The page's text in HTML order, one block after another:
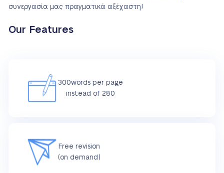
συνεργασία μας πραγματικά αξέχαστη!
Our Features
300words per page
instead of 280
Free revision
(on demand)